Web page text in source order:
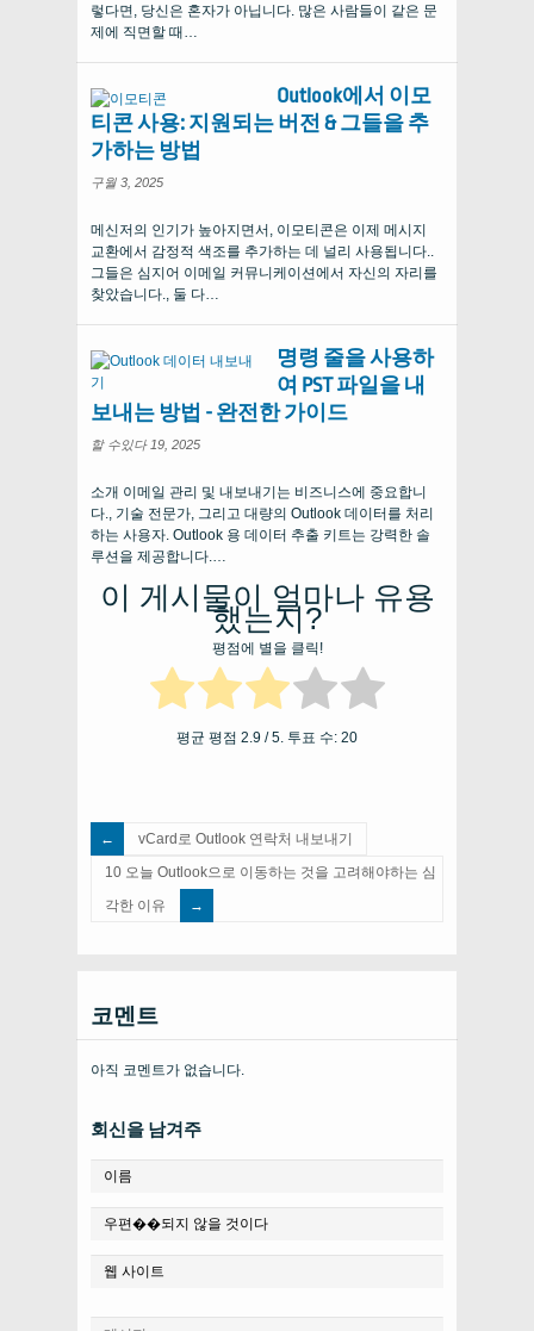
렇다면, 당신은 혼자가 아닙니다. 많은 사람들이 같은 문
제에 직면할 때…
Outlook에서 이모
티콘 사용: 지원되는 버전 & 그들을 추
가하는 방법
구월 3, 2025
메신저의 인기가 높아지면서, 이모티콘은 이제 메시지
교환에서 감정적 색조를 추가하는 데 널리 사용됩니다..
그들은 심지어 이메일 커뮤니케이션에서 자신의 자리를
찾았습니다., 둘 다…
명령 줄을 사용하
여 PST 파일을 내
보내는 방법 - 완전한 가이드
할 수있다 19, 2025
소개 이메일 관리 및 내보내기는 비즈니스에 중요합니
다., 기술 전문가, 그리고 대량의 Outlook 데이터를 처리
하는 사용자. Outlook 용 데이터 추출 키트는 강력한 솔
루션을 제공합니다.…
이 게시물이 얼마나 유용
했는지?
평점에 별을 클릭!
평균 평점 2.9 / 5. 투표 수: 20
vCard로 Outlook 연락처 내보내기
10 오늘 Outlook으로 이동하는 것을 고려해야하는 심
각한 이유
코멘트
아직 코멘트가 없습니다.
회신을 남겨주